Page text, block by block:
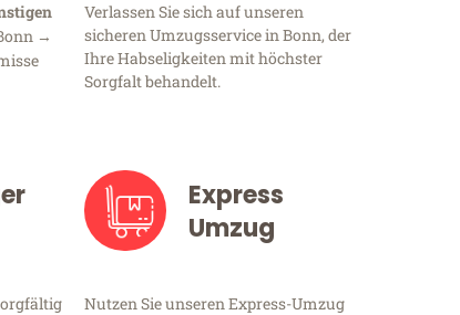
→
Verlassen Sie sich auf unseren
sicheren Umzugsservice in Bonn, der
Ihre Habseligkeiten mit höchster
Sorgfalt behandelt.
Express
Umzug
Nutzen Sie unseren Express-Umzug